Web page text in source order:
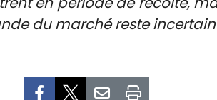
du marché reste